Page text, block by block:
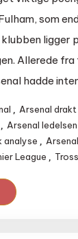
som
ligger
Allerede
hadde
, Arsenal drakt
, Arsenal ledelsen
analyse ,
League ,